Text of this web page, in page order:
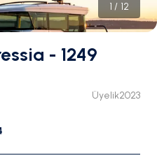
1 / 12
- 1249
Üyelik2023